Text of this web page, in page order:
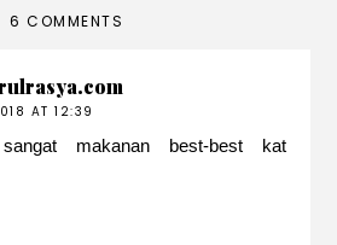
6 COMMENTS
AT 12:39
makanan best-best kat